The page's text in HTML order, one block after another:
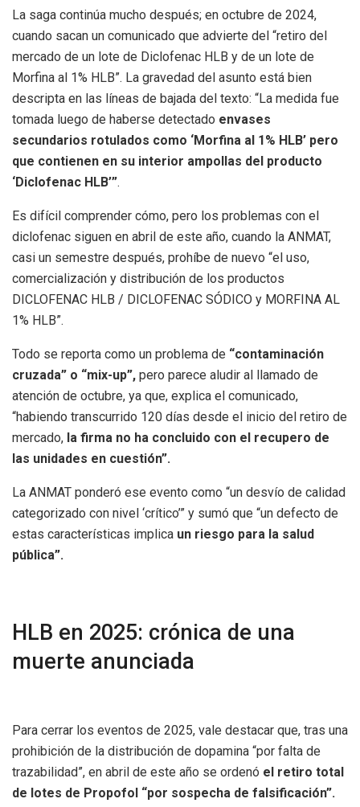
La saga continúa mucho después; en octubre de 2024,
cuando sacan un comunicado que advierte del “retiro del
mercado de un lote de Diclofenac HLB y de un lote de
Morfina al 1% HLB”. La gravedad del asunto está bien
descripta en las líneas de bajada del texto: “La medida fue
tomada luego de haberse detectado envases
secundarios rotulados como ‘Morfina al 1% HLB’ pero
que contienen en su interior ampollas del producto
‘Diclofenac HLB’”.
Es difícil comprender cómo, pero los problemas con el
diclofenac siguen en abril de este año, cuando la ANMAT,
casi un semestre después, prohíbe de nuevo “el uso,
comercialización y distribución de los productos
DICLOFENAC HLB / DICLOFENAC SÓDICO y MORFINA AL
1% HLB”.
Todo se reporta como un problema de “contaminación
cruzada” o “mix-up”, pero parece aludir al llamado de
atención de octubre, ya que, explica el comunicado,
“habiendo transcurrido 120 días desde el inicio del retiro de
mercado, la firma no ha concluido con el recupero de
las unidades en cuestión”.
La ANMAT ponderó ese evento como “un desvío de calidad
categorizado con nivel ‘crítico’” y sumó que “un defecto de
estas características implica un riesgo para la salud
pública”.
HLB en 2025: crónica de una
muerte anunciada
Para cerrar los eventos de 2025, vale destacar que, tras una
prohibición de la distribución de dopamina “por falta de
trazabilidad”, en abril de este año se ordenó el retiro total
de lotes de Propofol “por sospecha de falsificación”.